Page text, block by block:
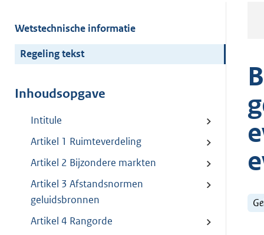
Wetstechnische informatie
Regeling tekst
Inhoudsopgave
Intitule
Artikel 1 Ruimteverdeling
Artikel 2 Bijzondere markten
Artikel 3 Afstandsnormen
geluidsbronnen
Artikel 4 Rangorde